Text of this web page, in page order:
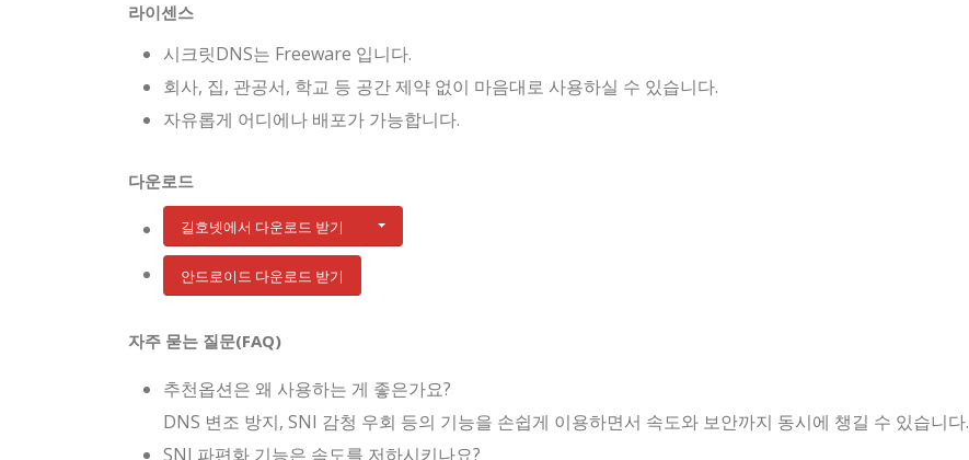
라이센스
시크릿DNS는 Freeware 입니다.
회사, 집, 관공서, 학교 등 공간 제약 없이 마음대로 사용하실 수 있습니다.
자유롭게 어디에나 배포가 가능합니다.
다운로드
길호넷에서 다운로드 받기
안드로이드 다운로드 받기
자주 묻는 질문(FAQ)
추천옵션은 왜 사용하는 게 좋은가요?
DNS 변조 방지, SNI 감청 우회 등의 기능을 손쉽게 이용하면서 속도와 보안까지 동시에 챙길 수 있습니다.
SNI 파편화 기능은 속도를 저하시키나요?